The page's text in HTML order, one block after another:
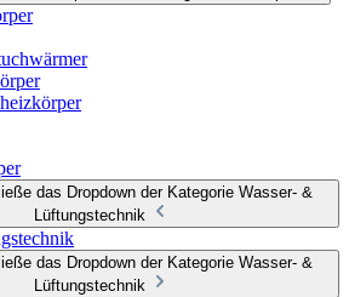
das Dropdown der Kategorie Wasser- &
Lüftungstechnik
das Dropdown der Kategorie Wasser- &
Lüftungstechnik